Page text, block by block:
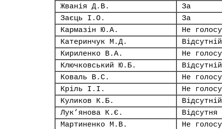
Жванія Д.В.
За
Заєць І.О.
За
Кармазін Ю.А.
Не
Катеринчук М.Д.
Відсутній
Кириленко В.А.
Не
Ключковський Ю.Б.
Відсутній
Коваль В.С.
Не
Кріль І.І.
Не
Куликов К.Б.
Відсутній
Лук’янова К.Є.
Відсутня
Мартиненко М.В.
Не